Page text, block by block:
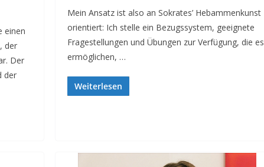
einen
der
Der
der
Mein Ansatz ist also an Sokrates’ Hebammenkunst
orientiert: Ich stelle ein Bezugssystem, geeignete
Fragestellungen und Übungen zur Verfügung, die es
ermöglichen, …
Weiterlesen